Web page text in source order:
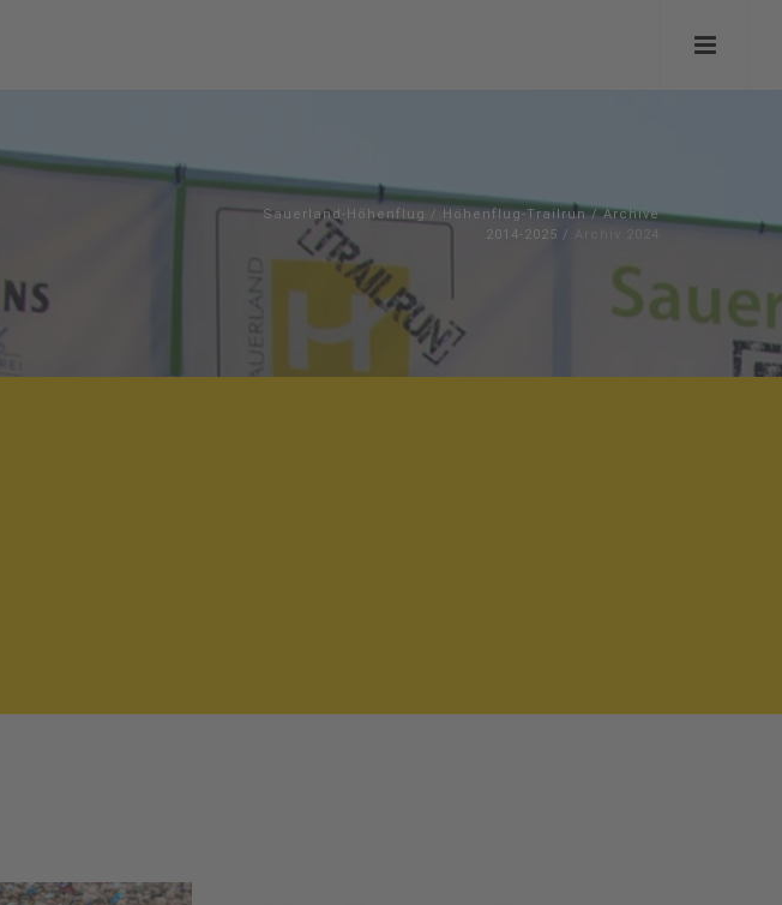
Sauerland-Höhenflug / Höhenflug-Trailrun/Archive
2014-2025 / Archiv 2024